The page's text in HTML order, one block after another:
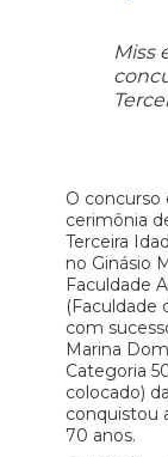
Miss
O concurso
cerimônia
Terceira
no Ginásio
Faculdade
(Faculdade
com
Marina
Categoria
colocado)
conquistou
70 anos.